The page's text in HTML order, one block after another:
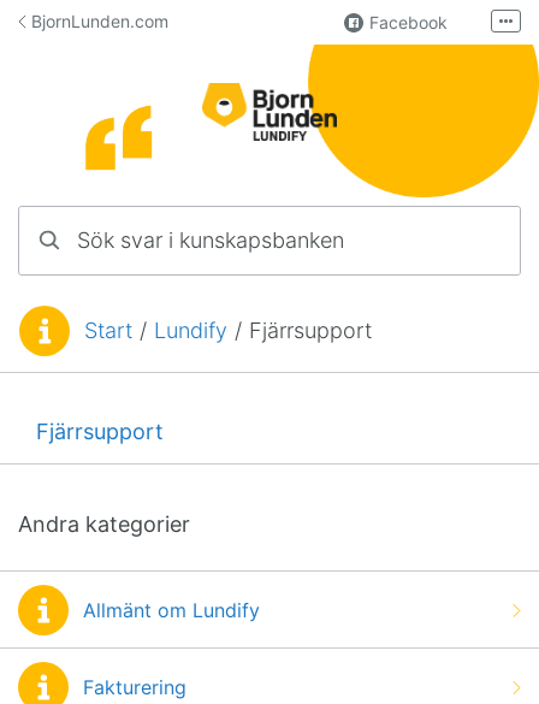
Hoppa till innehåll
BjornLunden.com Facebook
Kontakta oss
Manualer för övriga program
Fler
Du är här:Start / Lundify / Fjärrsupport
Fjärrsupport
Andra kategorier
Allmänt om Lundify
Fakturering